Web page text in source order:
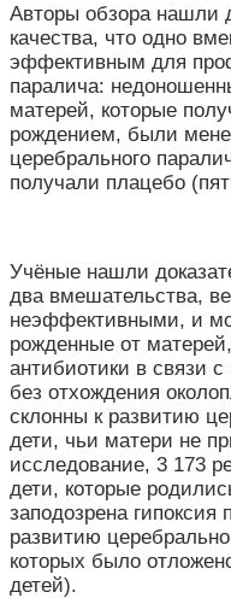
Авторы обзора нашли
качества, что одно
эффективным для
паралича:
матерей, которые
рождением, были
церебрального
получали плацебо
Учёные нашли
два вмешательства,
неэффективными, и
рожденные от
антибиотики в связи
без отхождения
склонны к развитию
дети, чьи матери не
исследование, 3 173
дети, которые
заподозрена
развитию
которых было
детей).